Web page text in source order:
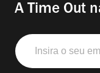
A Time Out
Insira
o
seu